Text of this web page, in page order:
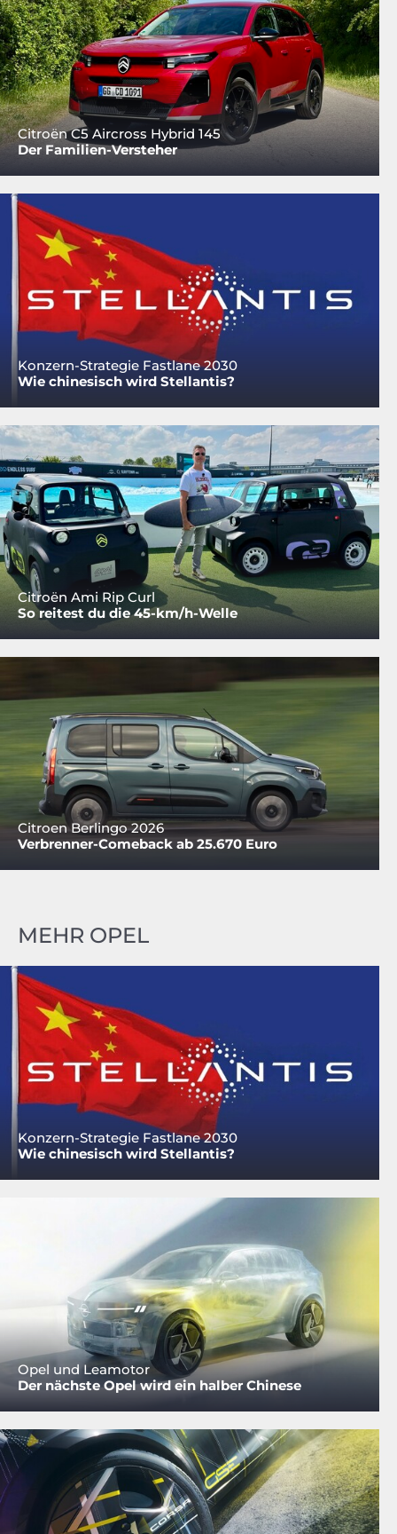
Citroën C5 Aircross Hybrid 145
Der Familien-Versteher
Konzern-Strategie Fastlane 2030
Wie chinesisch wird Stellantis?
Citroën Ami Rip Curl
So reitest du die 45-km/h-Welle
Citroen Berlingo 2026
Verbrenner-Comeback ab 25.670 Euro
MEHR OPEL
Konzern-Strategie Fastlane 2030
Wie chinesisch wird Stellantis?
Opel und Leamotor
Der nächste Opel wird ein halber Chinese